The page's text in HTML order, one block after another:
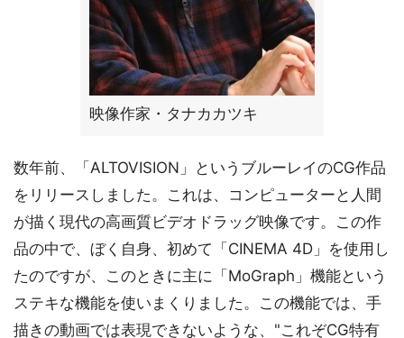
映像作家・タナカカツキ
数年前、「ALTOVISION」というブルーレイのCG作品
をリリースしました。これは、コンピューターと人間
が描く現代の高画質ビデオドラッグ映像です。この作
品の中で、ぼく自身、初めて「CINEMA 4D」を使用し
たのですが、このときに主に「MoGraph」機能という
ステキな機能を使いまくりました。この機能では、手
描きの動画では表現できないような、"これぞCG特有